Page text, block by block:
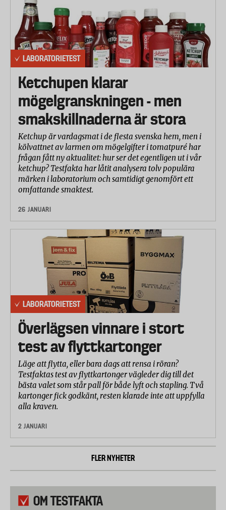
LABORATORIETEST
Ketchupen klarar
mögelgranskningen - men
smakskillnaderna är stora
Ketchup är vardagsmat i de flesta svenska hem, men i
kölvattnet av larmen om mögelgifter i tomatpuré har
frågan fått ny aktualitet: hur ser det egentligen ut i vår
ketchup? Testfakta har låtit analysera tolv populära
märken i laboratorium och samtidigt genomfört ett
omfattande smaktest.
26 JANUARI
LABORATORIETEST
Överlägsen vinnare i stort
test av flyttkartonger
Läge att flytta, eller bara dags att rensa i röran?
Testfaktas test av flyttkartonger vägleder dig till det
bästa valet som står pall för både lyft och stapling. Två
kartonger fick godkänt, resten klarade inte att uppfylla
alla kraven.
2 JANUARI
FLER NYHETER
OM TESTFAKTA